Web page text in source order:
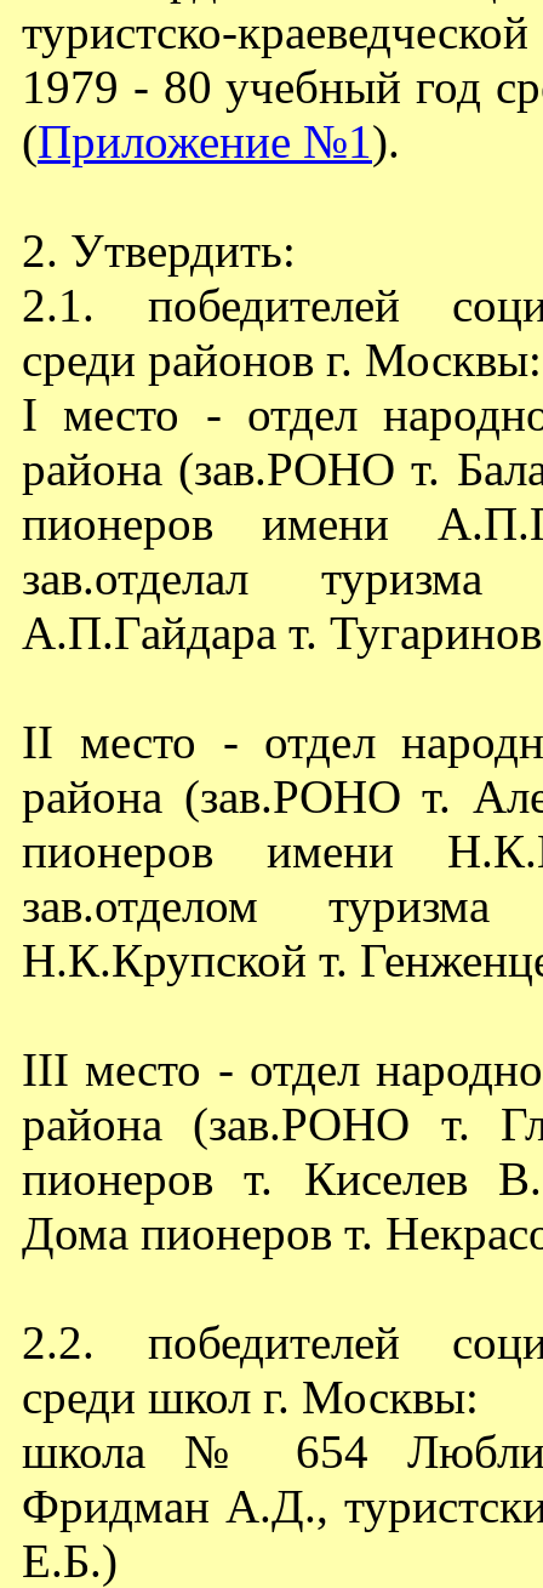
туристско-
1979 - 80 учебный год
(Приложение №1).
2. Утвердить:
2.1. победителей
среди районов г. Москвы:
I место - отдел
района (зав.РОНО т.
пионеров имени
зав.отделал
А.П.Гайдара т.
II место - отдел
района (зав.РОНО т.
пионеров имени
зав.отделом
Н.К.Крупской т.
III место - отдел
района (зав.РОНО т.
пионеров т. Киселев
Дома пионеров т.
2.2. победителей
среди школ г. Москвы:
школа № 654
Фридман А.Д.,
Е.Б.)